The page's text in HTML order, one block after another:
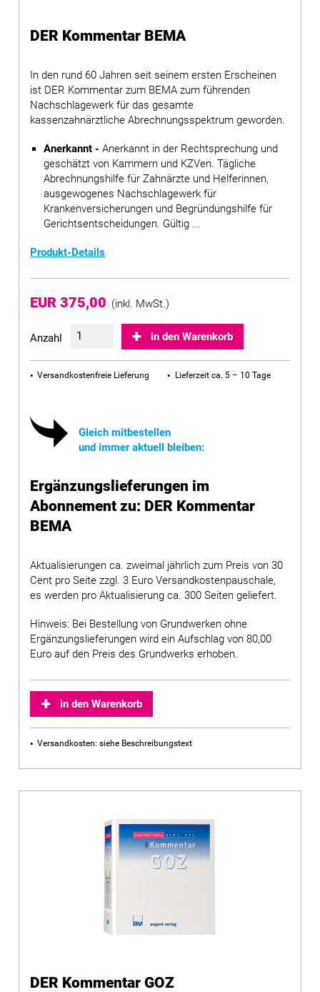
DER Kommentar BEMA
In den rund 60 Jahren seit seinem ersten Erscheinen
ist DER Kommentar zum BEMA zum führenden
Nachschlagewerk für das gesamte
kassenzahnärztliche Abrechnungsspektrum geworden.
Anerkannt - Anerkannt in der Rechtsprechung und
geschätzt von Kammern und KZVen. Tägliche
Abrechnungshilfe für Zahnärzte und Helferinnen,
ausgewogenes Nachschlagewerk für
Krankenversicherungen und Begründungshilfe für
Gerichtsentscheidungen. Gültig ...
Produkt-Details
EUR 375,00 (inkl. MwSt.)
Anzahl in den Warenkorb
Versandkostenfreie Lieferung Lieferzeit ca. 5 – 10 Tage
Gleich mitbestellen
und immer aktuell bleiben:
Ergänzungslieferungen im
Abonnement zu: DER Kommentar
BEMA
Aktualisierungen ca. zweimal jährlich zum Preis von 30
Cent pro Seite zzgl. 3 Euro Versandkostenpauschale,
es werden pro Aktualisierung ca. 300 Seiten geliefert.
Hinweis: Bei Bestellung von Grundwerken ohne
Ergänzungslieferungen wird ein Aufschlag von 80,00
Euro auf den Preis des Grundwerks erhoben.
in den Warenkorb
Versandkosten: siehe Beschreibungstext
DER Kommentar GOZ